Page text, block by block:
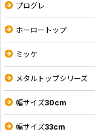
プログレ
ホーロートップ
ミッケ
メタルトップシリーズ
幅サイズ30cm
幅サイズ33cm